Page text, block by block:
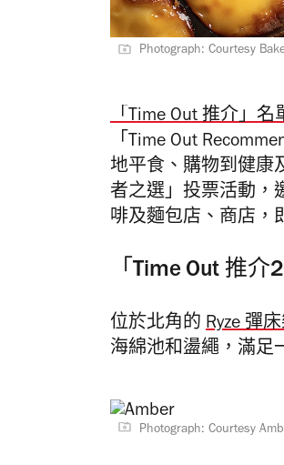
Photograph: Courtesy
「Time Out 推介」名
「Time Out
地平食、購物到健康
者之選」投票活動，
啡及麵包店、商店，
「Time Out 推
位於北角的 Ryze 彈
海綿池和盪繩，滿足
Photograph: Courtesy